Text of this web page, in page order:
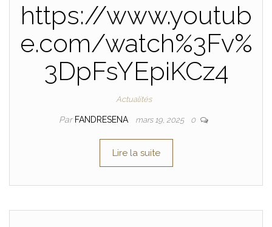
https://www.youtub
e.com/watch%3Fv%
3DpFsYEpiKCz4
Actualités
Par FANDRESENA mars 19, 2025 0
Lire la suite